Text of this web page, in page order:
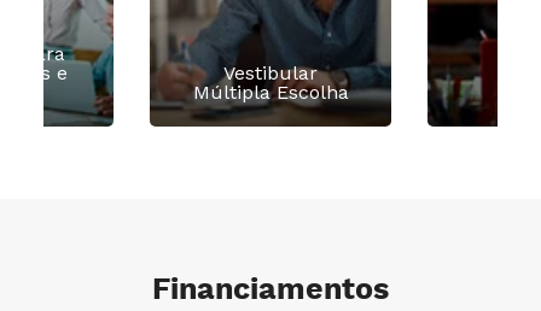
para
e
Vestibular
Múltipla Escolha
Financiamentos